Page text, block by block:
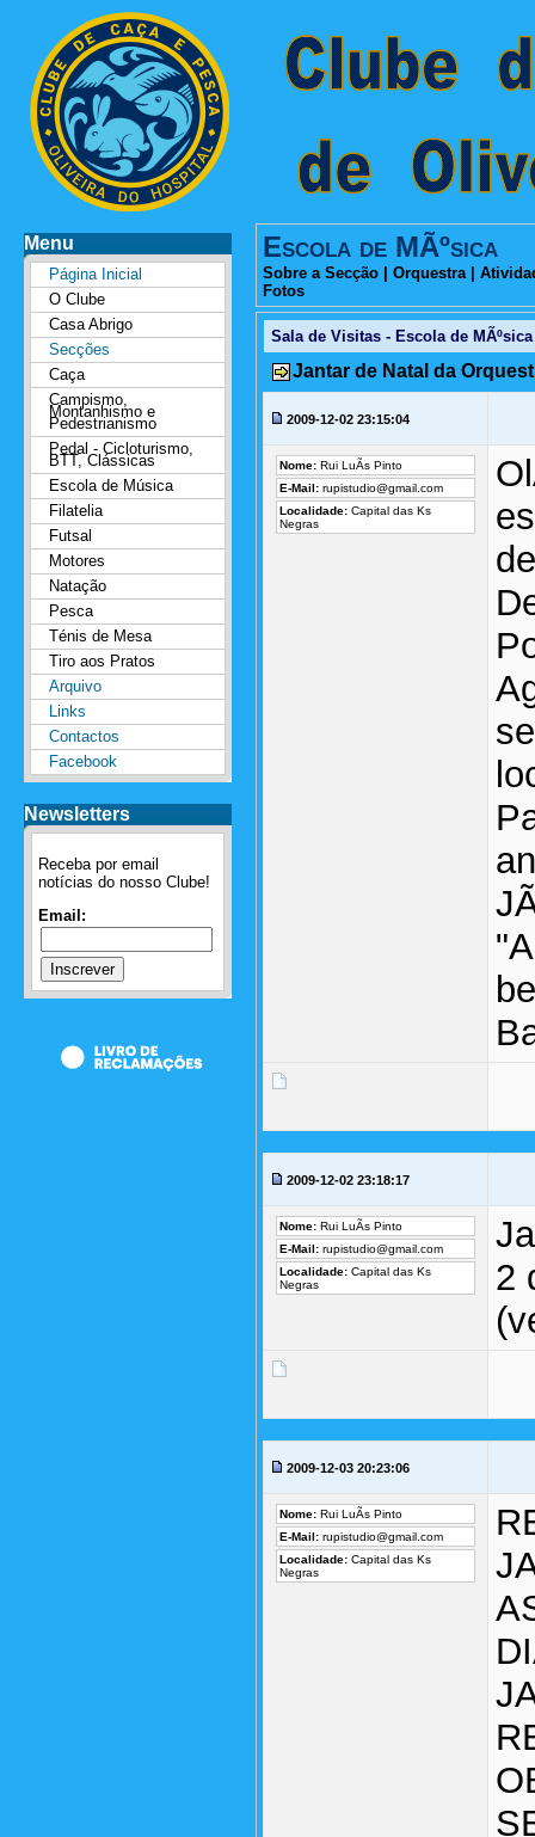
Menu
Página Inicial
O Clube
Casa Abrigo
Secções
Caça
Campismo,
Montanhismo e
Pedestrianismo
Pedal - Cicloturismo,
BTT, Clássicas
Escola de Música
Filatelia
Futsal
Motores
Natação
Pesca
Ténis de Mesa
Tiro aos Pratos
Arquivo
Links
Contactos
Facebook
Newsletters
Receba por email
notícias do nosso Clube!
Email:
Escola de MÃºsica
Sobre a Secção Orquestra|
Fotos
Sala de Visitas - Escola de MÃºsica
Jantar de Natal da
2009-12-02 23:15:04
Nome: Rui LuÃ­s Pinto
E-Mail: rupistudio@gmail.com
Localidade: Capital das Ks
Negras
2009-12-02 23:18:17
Nome: Rui LuÃ­s Pinto
E-Mail: rupistudio@gmail.com
Localidade: Capital das Ks
Negras
2
2009-12-03 20:23:06
Nome: Rui LuÃ­s Pinto
E-Mail: rupistudio@gmail.com
Localidade: Capital das Ks
Negras